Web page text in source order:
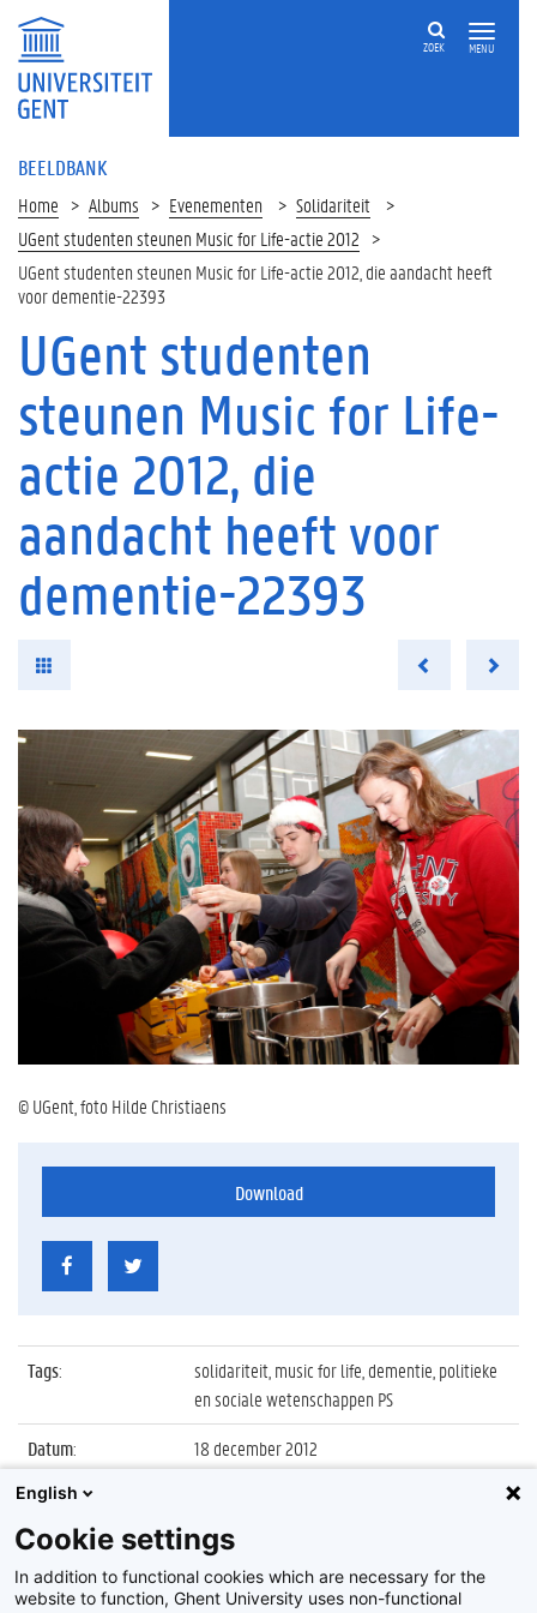
MENU
ZOEK
BEELDBANK
Home Albums Evenementen
Solidariteit
UGent studenten steunen Music for Life-actie 2012
UGent studenten steunen Music for Life-actie 2012, die aandacht heeft
voor dementie-22393
UGent studenten
steunen Music for Life-
actie 2012, die
aandacht heeft voor
dementie-22393
© UGent, foto Hilde Christiaens
Download
Tags:
solidariteit, music for life, dementie, politieke
en sociale wetenschappen PS
Datum:
18 december 2012
Identificatienummer
Album:
UGent studenten steunen Music for Life-actie
2012
English
Cookie settings
In addition to functional cookies which are necessary for the
website to function, Ghent University uses non-functional